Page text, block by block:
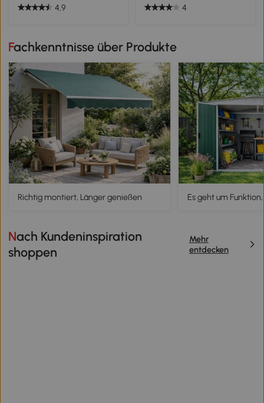
Schwarz 4,9 4
Fachkenntnisse über Produkte
Richtig montiert, Länger genießen Es geht um
Nach Kundeninspiration
shoppen
Mehr
entdecken